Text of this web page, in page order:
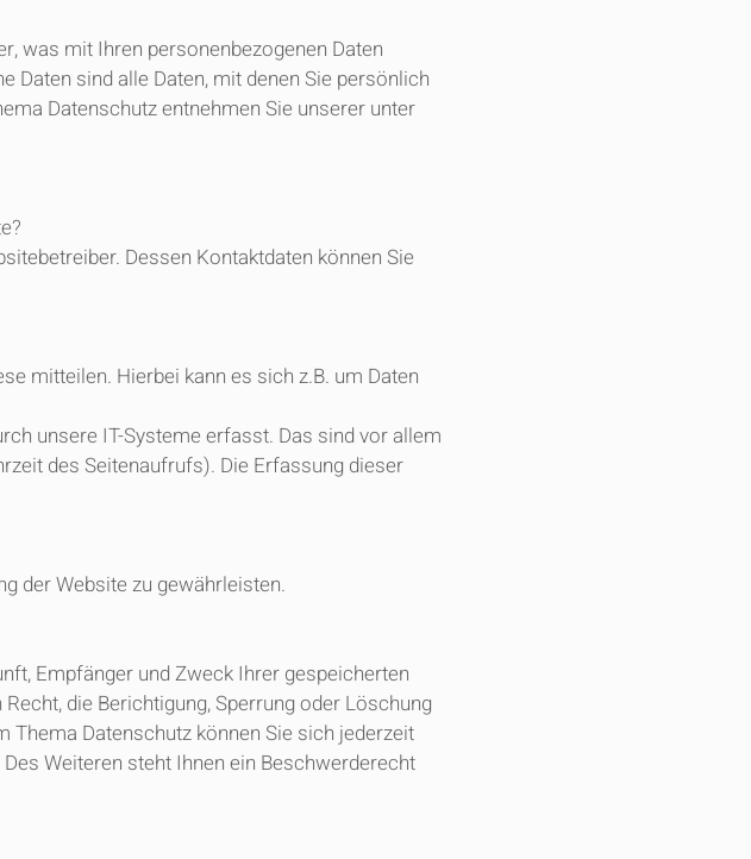
was mit Ihren personenbezogenen Daten
Daten sind alle Daten, mit denen Sie persönlich
Datenschutz entnehmen Sie unserer unter
Dessen Kontaktdaten können Sie
mitteilen. Hierbei kann es sich z.B. um Daten
unsere IT-Systeme erfasst. Das sind vor allem
des Seitenaufrufs). Die Erfassung dieser
der Website zu gewährleisten.
Empfänger und Zweck Ihrer gespeicherten
die Berichtigung, Sperrung oder Löschung
Thema Datenschutz können Sie sich jederzeit
Weiteren steht Ihnen ein Beschwerderecht